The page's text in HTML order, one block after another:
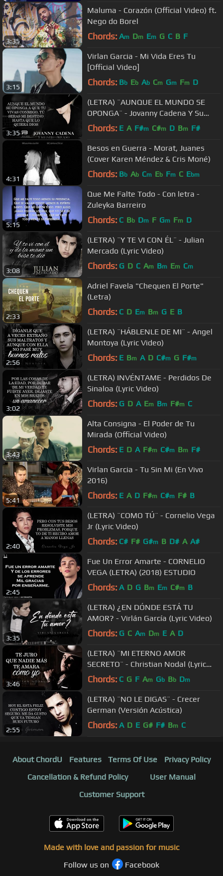
3:35
Maluma - Corazón (Official Video) ft.
Nego do Borel
Chords: Am Dm Em G C B F
3:15
Virlan Garcia - Mi Vida Eres Tu
[Official Video]
Chords: Bb Eb Ab Cm Gm Fm D
3:35
(LETRA) ¨AUNQUE EL MUNDO SE
OPONGA¨ - Jovanny Cadena Y Su
Estilo Privado (Lyric Video)
Chords: E A F#m C#m D Bm F#
4:31
Besos en Guerra - Morat, Juanes
(Cover Karen Méndez & Cris Moné)
Chords: Bb Ab Cm Eb Fm C Ebm
5:15
Que Me Falte Todo - Con letra -
Zuleyka Barreiro
Chords: C Bb Dm F Gm Fm D
3:08
(LETRA) ¨Y TE VI CON ÉL¨ - Julian
Mercado (Lyric Video)
Chords: G D C Am Bm Em Cm
2:33
Adriel Favela "Chequen El Porte"
(Letra)
Chords: C D Em Bm G E B
2:56
(LETRA) ¨HÁBLENLE DE MI¨ - Angel
Montoya (Lyric Video)
Chords: E Bm A D C#m G F#m
3:02
(LETRA) INVÉNTAME - Perdidos De
Sinaloa (Lyric Video)
Chords: G D A Em Bm F#m C
3:43
Alta Consigna - El Poder de Tu
Mirada (Official Video)
Chords: E D A F#m C#m Bm F#
5:41
Virlan Garcia - Tu Sin Mi (En Vivo
2016)
Chords: E A D F#m C#m F# B
2:40
(LETRA) ¨COMO TÚ¨ - Cornelio Vega
Jr (Lyric Video)
Chords: C# F# G#m B D# A A#
2:45
Fue Un Error Amarte - CORNELIO
VEGA (LETRA) (2018) ESTUDIO
Chords: A D G Bm Em C#m B
3:35
(LETRA) ¿EN DÓNDE ESTÁ TU
AMOR? - Virlán García (Lyric Video)
Chords: G C Am Dm E A D
3:46
(LETRA) ¨MI ETERNO AMOR
SECRETO¨ - Christian Nodal (Lyric
Video)
Chords: C G F Am Gb Bb Dm
2:55
(LETRA) ¨NO LE DIGAS¨ - Crecer
German (Versión Acústica)
Chords: A D E G# F# Bm C
About ChordU Features Terms Of Use
Privacy Policy
Cancellation & Refund Policy
User Manual
Customer Support
Made with love and passion for music
Follow us on
Facebook